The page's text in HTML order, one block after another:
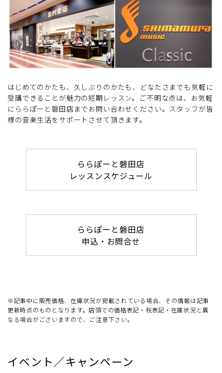
はじめてのかたも、久しぶりのかたも、どなたさまでも気軽に
受講できることが魅力の短期レッスン。ご不明な点は、お気軽
にららぽーと磐田店までお問い合わせください。スタッフが皆
様の音楽生活をサポートさせて頂きます。
ららぽーと磐田店
レッスンスケジュール
ららぽーと磐田店
申込・お問合せ
※記事中に販売価格、在庫状況が掲載されている場合、その情報は記事
更新時点のものとなります。店頭での価格表記・税表記・在庫状況と異
なる場合がございますので、ご注意下さい。
イベント／キャンペーン